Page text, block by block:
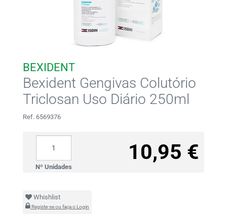
BEXIDENT
Bexident Gengivas Colutório
Triclosan Uso Diário 250ml
Ref. 6569376
10,95 €
Nº Unidades
Whishlist
Registe-se ou faça o Login